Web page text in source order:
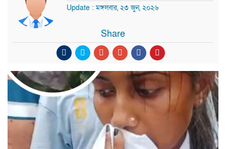
Update : মঙ্গলবার, ২৩ জুন, ২০২৬
Share